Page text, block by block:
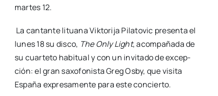
mar­tes 12.
La can­tan­te litua­na Vik­to­ri­ja Pila­to­vic pre­sen­ta el
lunes 18 su dis­co, The Only Light, acom­pa­ña­da de
su cuar­te­to habi­tual y con un invi­ta­do de excep­
ción: el gran saxo­fo­nis­ta Greg Osby, que visi­ta
Espa­ña expre­sa­men­te para este con­cier­to.